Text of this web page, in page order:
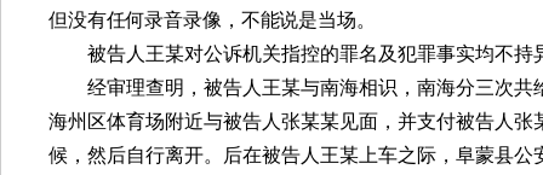
但没有任何录音录像，不能说是当场。
被告人王某对公诉机关指控的罪名及犯罪事实均不持
经审理查明，被告人王某与南海相识，南海分三次共
海州区体育场附近与被告人张某某见面，并支付被告人张
候，然后自行离开。后在被告人王某上车之际，阜蒙县